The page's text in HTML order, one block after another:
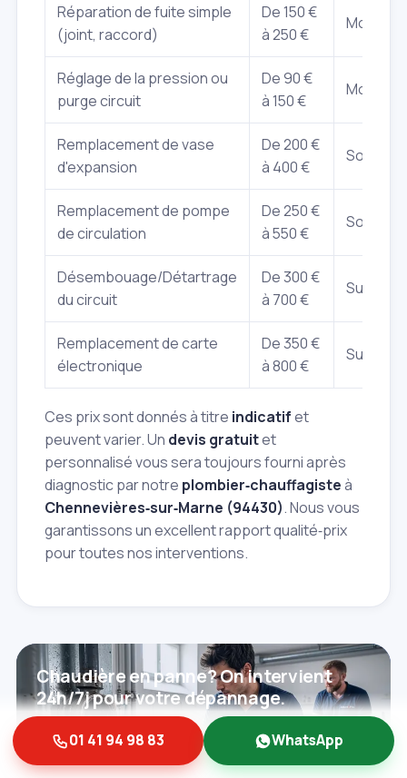
Réparation de fuite simple
(joint, raccord)
De 150 €
à 250 €
Moins
Réglage de la pression ou
purge circuit
De 90 €
à 150 €
Moins
Remplacement de vase
d'expansion
De 200 €
à 400 €
Sous
Remplacement de pompe
de circulation
De 250 €
à 550 €
Sous
Désembouage/Détartrage
du circuit
De 300 €
à 700 €
Sur devis
Remplacement de carte
électronique
De 350 €
à 800 €
Sur devis
Ces prix sont donnés à titre indicatifet
peuvent varier. Un devis gratuitet
personnalisé vous sera toujours fourni après
diagnostic par notre plombier‑chauffagisteà
Chennevières‑sur‑Marne (94430). Nous vous
garantissons un excellent rapport qualité‑prix
pour toutes nos interventions.
Chaudière en panne? On intervient
24h/7j pour votre dépannage.
Contactez‑nous 01 41 94 98 83
01 41 94 98 83 WhatsApp